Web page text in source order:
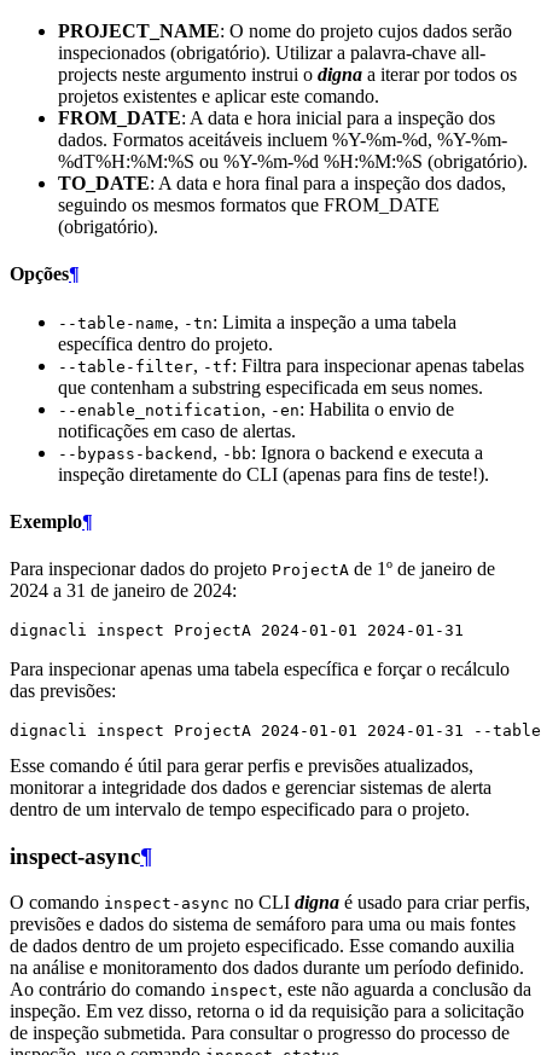
PROJECT_NAME: O nome do projeto cujos dados serão
inspecionados (obrigatório). Utilizar a palavra-chave all-
projects neste argumento instrui o digna a iterar por todos os
projetos existentes e aplicar este comando.
FROM_DATE: A data e hora inicial para a inspeção dos
dados. Formatos aceitáveis incluem %Y-%m-%d, %Y-%m-
%dT%H:%M:%S ou %Y-%m-%d %H:%M:%S (obrigatório).
TO_DATE: A data e hora final para a inspeção dos dados,
seguindo os mesmos formatos que FROM_DATE
(obrigatório).
Opções¶
--table-name, -tn: Limita a inspeção a uma tabela
específica dentro do projeto.
--table-filter, -tf: Filtra para inspecionar apenas tabelas
que contenham a substring especificada em seus nomes.
--enable_notification, -en: Habilita o envio de
notificações em caso de alertas.
--bypass-backend , -bb: Ignora o backend e executa a
inspeção diretamente do CLI (apenas para fins de teste!).
Exemplo¶
Para inspecionar dados do projeto ProjectA de 1º de janeiro de
2024 a 31 de janeiro de 2024:
dignacli inspect ProjectA 2024-01-01 2024
Para inspecionar apenas uma tabela específica e forçar o recálculo
das previsões:
dignacli inspect ProjectA 2024-01-01 2024-01-31 --
Esse comando é útil para gerar perfis e previsões atualizados,
monitorar a integridade dos dados e gerenciar sistemas de alerta
dentro de um intervalo de tempo especificado para o projeto.
inspect-async¶
O comando inspect-async no CLI digna é usado para criar perfis,
previsões e dados do sistema de semáforo para uma ou mais fontes
de dados dentro de um projeto especificado. Esse comando auxilia
na análise e monitoramento dos dados durante um período definido.
Ao contrário do comando inspect, este não aguarda a conclusão da
inspeção. Em vez disso, retorna o id da requisição para a solicitação
de inspeção submetida. Para consultar o progresso do processo de